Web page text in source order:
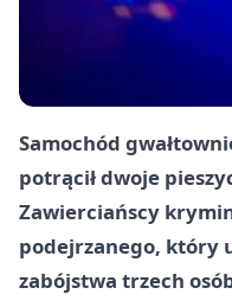
Samochód
potrącił dwoje
Zawierciańscy
podejrzanego, który
zabójstwa trzech